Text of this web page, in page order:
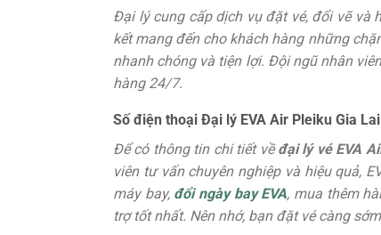
Đại lý cung cấp dịch vụ đặt vé, đổi vẽ và
kết mang đến cho khách hàng những
nhanh chóng và tiện lợi. Đội ngũ nhân
hàng 24/7.
Số điện thoại Đại lý EVA Air Pleiku Gia Lai
Để có thông tin chi tiết vềđại lývé EVA
viên tư vấn chuyên nghiệp và hiệu quả,
máy bay, đổi ngày bay EVA, mua thêm
trợ tốt nhất. Nên nhớ, bạn đặt vé càng